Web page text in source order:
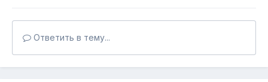
Ответить в тему...